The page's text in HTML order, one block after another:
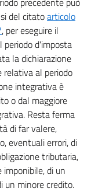
del citatoarticolo
, per eseguire il
d'imposta
la dichiarazione
relativa al periodo
integrativa è
o dal maggiore
Resta ferma
di far valere,
eventuali errori, di
tributaria,
di un
un minore credito.